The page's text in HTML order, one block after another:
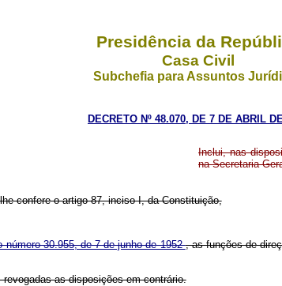
Presidência da
Casa Civil
Subchefia para Assuntos
DECRETO Nº 48.070, DE 7 DE ABRIL
Inclui, nas
na Secretaria-
confere o artigo 87, inciso I, da Constituição,
número 30.955, de 7 de junho de 1952, as funções de
as disposições em contrário.